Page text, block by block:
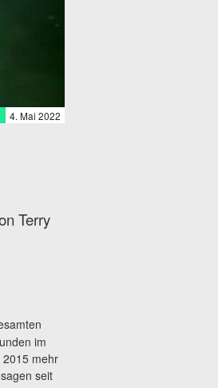
4. Mai 2022
Terry
im
mehr
seit